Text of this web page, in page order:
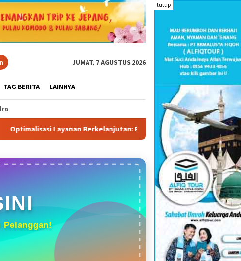
tutup
JUMAT, 7 AGUSTUS 2026
TAG BERITA LAINNYA
BNN Gembleng Petugas Rehabilitasi Lewat
Pelanggan!